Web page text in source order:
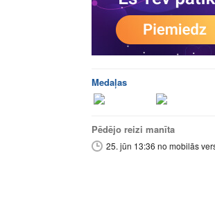
Medaļas
Pēdējo reizi manīta
25. jūn 13:36 no mobilās